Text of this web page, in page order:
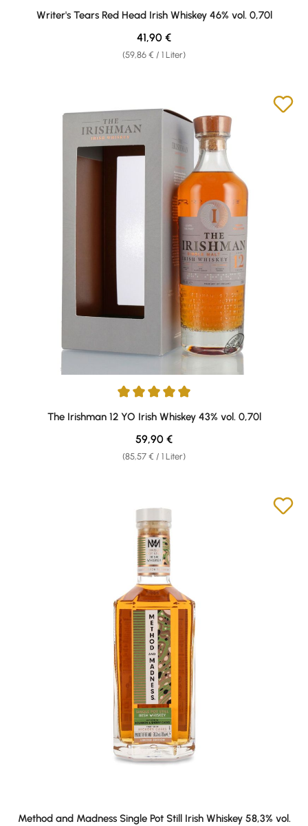
Durchschnittliche Bewertung von 4.79 von 5 Sternen
Writer's Tears Red Head Irish Whiskey 46% vol. 0,70l
(59,86 € / 1 Liter)
Regulärer Preis:
41,90 €
Durchschnittliche Bewertung von 4.88 von 5 Sternen
The Irishman 12 YO Irish Whiskey 43% vol. 0,70l
(85,57 € / 1 Liter)
Regulärer Preis:
59,90 €
Method and Madness Single Pot Still Irish Whiskey 58,3% vol.